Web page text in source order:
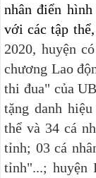
nhân điển
với các tập
2020, huyện
chương Lao
thi đua" của
tặng danh
thể và 34 cá
tỉnh; 03 cá
tỉnh"...; huyện